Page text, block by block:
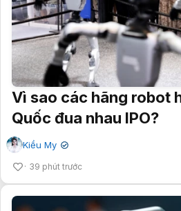
Vì sao các hãng robot
Quốc đua nhau IPO?
Kiều My ✔
39 phút trước